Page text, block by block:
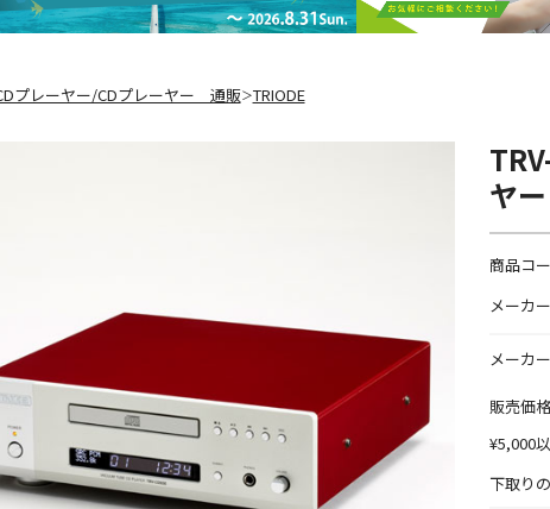
プレーヤー/CDプレーヤー 通販＞TRIODE
ヤー
商品コ
メーカ
メーカ
販売価格
¥5,000
下取り